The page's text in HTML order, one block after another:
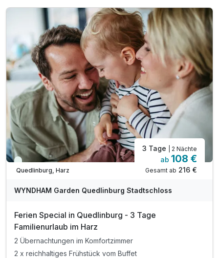
Viele Termine frei
Quedlinburg, Harz
3 Tage | 2 Nächte
ab 108 €
Gesamt ab 216 €
WYNDHAM Garden Quedlinburg Stadtschloss
Ferien Special in Quedlinburg - 3 Tage
Familienurlaub im Harz
2 Übernachtungen im Komfortzimmer
2 x reichhaltiges Frühstück vom Buffet